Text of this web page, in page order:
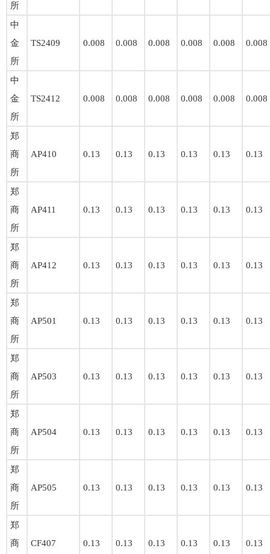
所
中
金
所
TS2409 0.008 0.008 0.008 0.008 0.008 0.008
中
金
所
TS2412 0.008 0.008 0.008 0.008 0.008 0.008
郑
商
所
AP410 0.13 0.13 0.13 0.13 0.13 0.13
郑
商
所
AP411 0.13 0.13 0.13 0.13 0.13 0.13
郑
商
所
AP412 0.13 0.13 0.13 0.13 0.13 0.13
郑
商
所
AP501 0.13 0.13 0.13 0.13 0.13 0.13
郑
商
所
AP503 0.13 0.13 0.13 0.13 0.13 0.13
郑
商
所
AP504 0.13 0.13 0.13 0.13 0.13 0.13
郑
商
所
AP505 0.13 0.13 0.13 0.13 0.13 0.13
郑
商
CF407 0.13 0.13 0.13 0.13 0.13 0.13